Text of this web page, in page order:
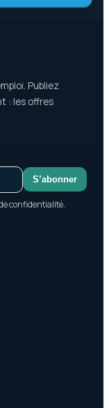
Publiez
: les offres
S’abonner
confidentialité.